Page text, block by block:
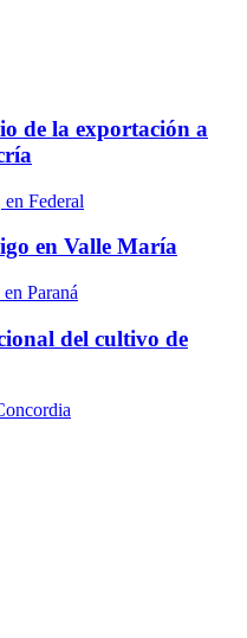
de la exportación a
en Federal
en Valle María
Paraná
del cultivo de